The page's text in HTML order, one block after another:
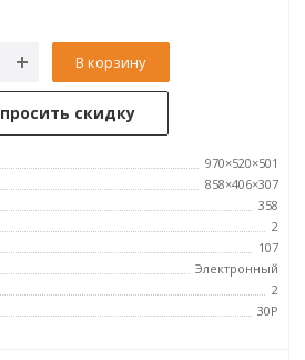
В корзину
скидку
970×520×501
858×406×307
358
2
107
Электронный
2
30P